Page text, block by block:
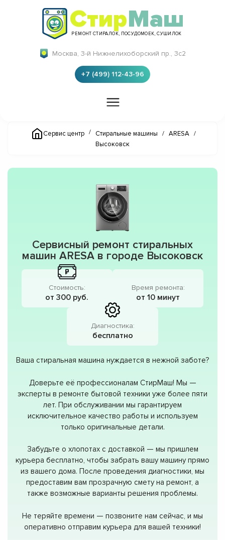
СтирМаш
РЕМОНТ СТИРАЛОК, ПОСУДОМОЕК, СУШИЛОК
Москва, 3-й Нижнелихоборский пр., 3с2
+7 (499) 112-43-96
Сервис центр / Стиральные машины / ARESA /
Высоковск
Сервисный ремонт стиральных
машин ARESA в городе Высоковск
Стоимость:
от 300 руб.
Время ремонта:
от 10 минут
Диагностика:
бесплатно
Ваша стиральная машина нуждается в нежной заботе?
Доверьте её профессионалам СтирМаш! Мы —
эксперты в ремонте бытовой техники уже более пяти
лет. При обслуживании мы гарантируем
исключительное качество работы и используем
только оригинальные детали.
Забудьте о хлопотах с доставкой — мы пришлем
курьера бесплатно, чтобы забрать вашу машину прямо
из вашего дома. После проведения диагностики, мы
предоставим вам прозрачную смету на ремонт, а
также возможные варианты решения проблемы.
Не теряйте времени — позвоните нам сейчас, и мы
оперативно отправим курьера для вашей техники!